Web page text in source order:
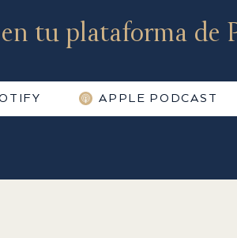
tu plataforma de
APPLE PODCAST